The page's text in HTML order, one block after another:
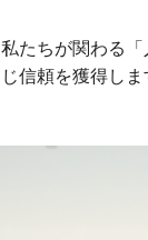
私たちが関わる
じ信頼を獲得しま